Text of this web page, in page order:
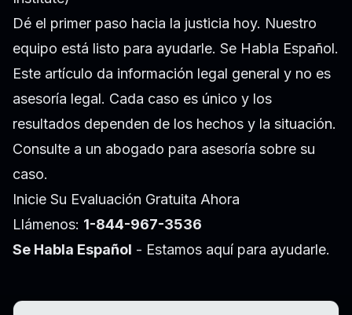
Dé el primer paso hacia la justicia hoy. Nuestro
equipo está listo para ayudarle. Se Habla Español.
Este artículo da información legal general y no es
asesoría legal. Cada caso es único y los
resultados dependen de los hechos y la situación.
Consulte a un abogado para asesoría sobre su
caso.
Inicie Su Evaluación Gratuita Ahora
Llámenos: 1-844-967-3536
Se Habla Español - Estamos aquí para ayudarle.